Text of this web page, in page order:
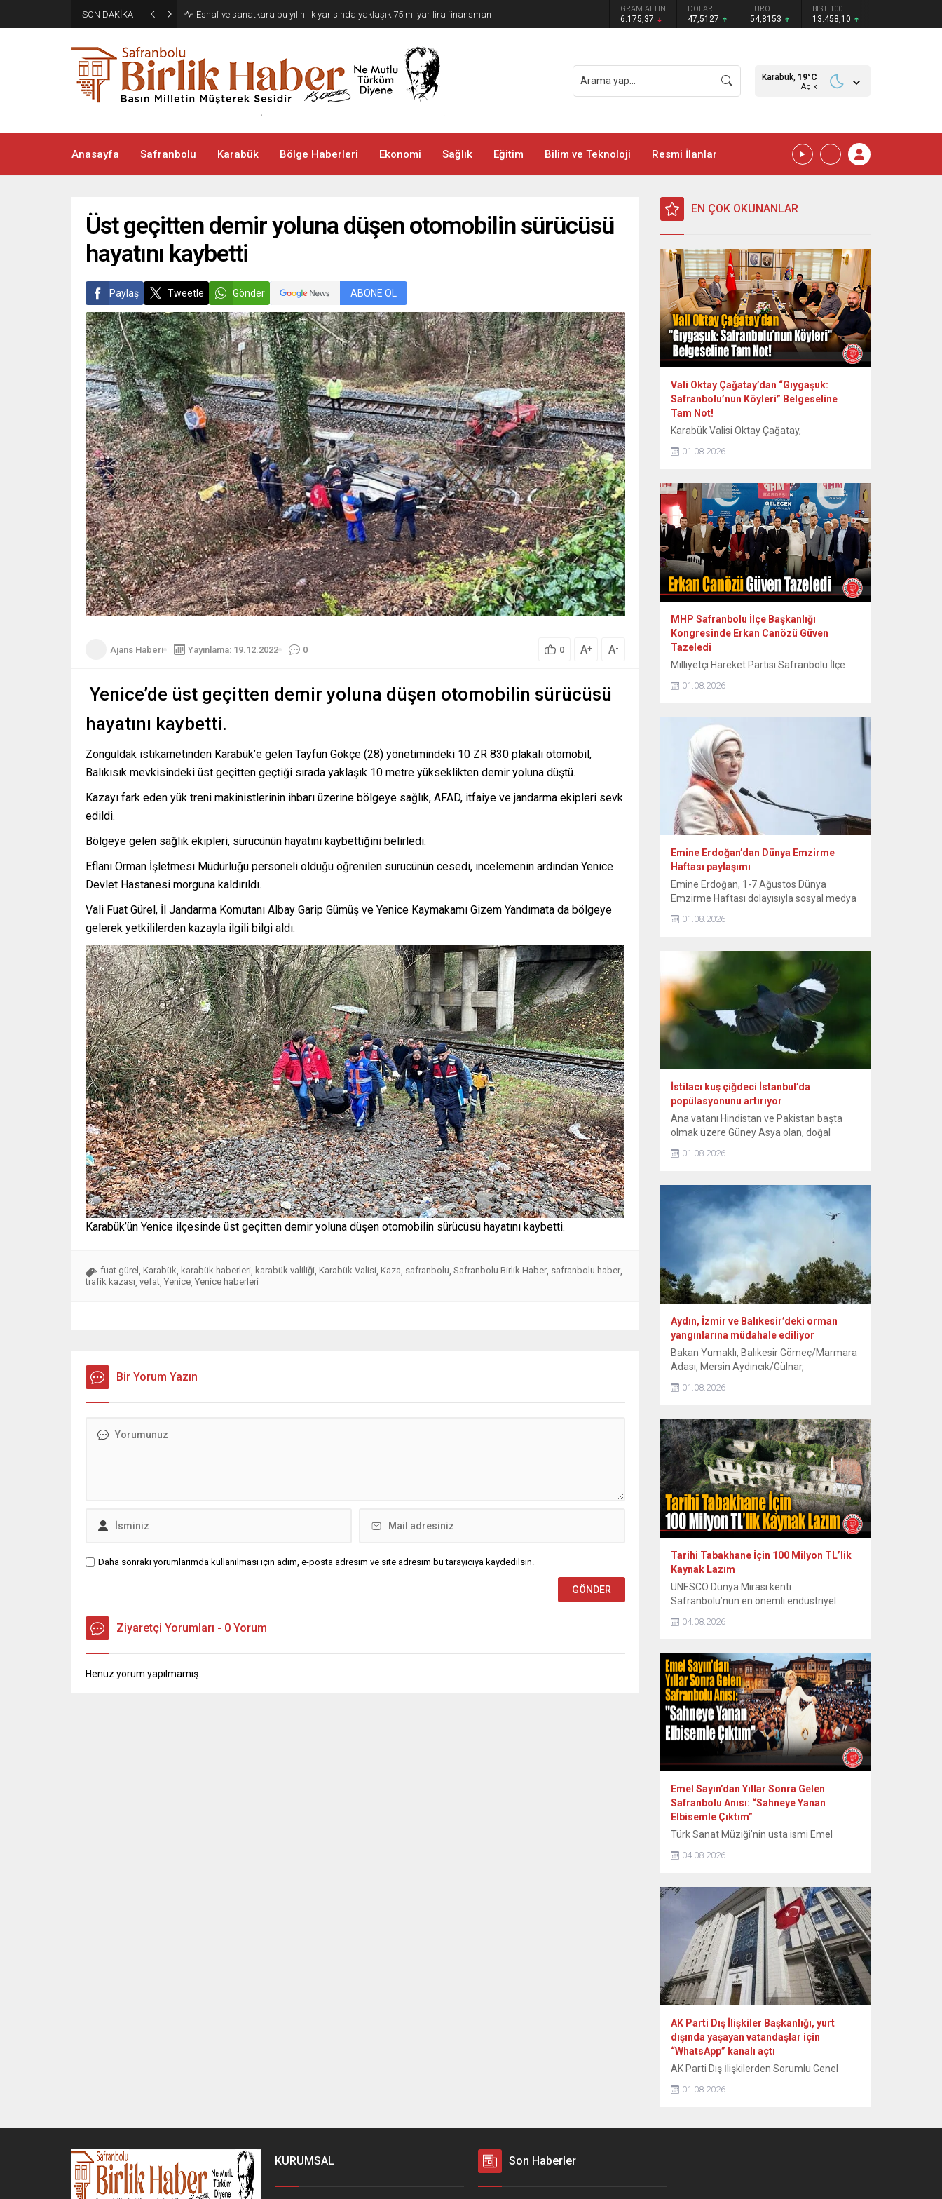
SON DAKİKA Esnaf ve sanatkara bu yılın ilk yarısında yaklaşık 75 milyar lira finansman GRAM ALTIN
6.175,37
DOLAR
47,5127
EURO
54,8153
BIST 100
13.458,10
Karabük, 19°C
Açık
Anasayfa Safranbolu Karabük Bölge Haberleri Ekonomi Sağlık Eğitim Bilim ve Teknoloji Resmi İlanlar
Üst geçitten demir yoluna düşen otomobilin sürücüsü
hayatını kaybetti
Paylaş Tweetle Gönder ABONE OL
Ajans Haberi Yayınlama: 19.12.2022 0 0 A+ A-
Yenice’de üst geçitten demir yoluna düşen otomobilin sürücüsü
hayatını kaybetti.
Zonguldak istikametinden Karabük’e gelen Tayfun Gökçe (28) yönetimindeki 10 ZR 830 plakalı otomobil,
Balıkısık mevkisindeki üst geçitten geçtiği sırada yaklaşık 10 metre yükseklikten demir yoluna düştü.
Kazayı fark eden yük treni makinistlerinin ihbarı üzerine bölgeye sağlık, AFAD, itfaiye ve jandarma ekipleri sevk
edildi.
Bölgeye gelen sağlık ekipleri, sürücünün hayatını kaybettiğini belirledi.
Eflani Orman İşletmesi Müdürlüğü personeli olduğu öğrenilen sürücünün cesedi, incelemenin ardından Yenice
Devlet Hastanesi morguna kaldırıldı.
Vali Fuat Gürel, İl Jandarma Komutanı Albay Garip Gümüş ve Yenice Kaymakamı Gizem Yandımata da bölgeye
gelerek yetkililerden kazayla ilgili bilgi aldı.
Karabük’ün Yenice ilçesinde üst geçitten demir yoluna düşen otomobilin sürücüsü hayatını kaybetti.
fuat gürel , Karabük, karabük haberleri, karabük valiliği, Karabük Valisi, Kaza, safranbolu, Safranbolu Birlik Haber, safranbolu haber,
trafik kazası, vefat, Yenice, Yenice haberleri
Bir Yorum Yazın
Daha sonraki yorumlarımda kullanılması için adım, e-posta adresim ve site adresim bu tarayıcıya kaydedilsin.
Ziyaretçi Yorumları - 0 Yorum
Henüz yorum yapılmamış.
EN ÇOK OKUNANLAR
Vali Oktay Çağatay’dan “Gıygaşuk:
Safranbolu’nun Köyleri” Belgeseline
Tam Not!
Karabük Valisi Oktay Çağatay,
somut olmayan kültürel mirasını kayıt
Köyleri” adlı uzun metraj belgesel filmini
izledi. Vali Oktay Çağatay, Vali Yardımcıları
Erol Özkan ve Kerem Süleyman Yüksel ile
birlikte özel gösterime katıldı. Etkinlikte
ayrıca Safranbolu Alan Başkanı Cemil
Belder, Kültürel Miras...
01.08.2026
MHP Safranbolu İlçe Başkanlığı
Kongresinde Erkan Canözü Güven
Tazeledi
Milliyetçi Hareket Partisi Safranbolu İlçe
aday olarak seçime giren mevcut başkan
yeniden başkan seçildi. MHP Safranbolu
İlçe Teşkilatının 15. Olağan Kongresi, Sunal
Tülbentçi Öğretmenevi’nde yoğun bir
katılımla gerçekleştirildi. Kongreye tek liste
ile giren mevcut İlçe Başkanı Erkan
Canözü, delegelerin güvenini...
01.08.2026
Emine Erdoğan’dan Dünya Emzirme
Haftası paylaşımı
Emine Erdoğan, 1-7 Ağustos Dünya
Emzirme Haftası dolayısıyla sosyal medya
hesabından paylaşımda bulundu. Emine
Erdoğan, NSosyal hesabından yaptığı
günlerinden itibaren bebeğin sağlıklı
büyümesini ve gelişimini destekleyen,
anne ile bebek arasındaki bağı
kuvvetlendiren eşsiz bir mucizedir. Her
damlasında şifa, güven ve sevgi vardır.
Diliyorum ki her...
01.08.2026
İstilacı kuş çiğdeci İstanbul’da
popülasyonunu artırıyor
Ana vatanı Hindistan ve Pakistan başta
olmak üzere Güney Asya olan, doğal
bölgelerine de uzanan istilacı kuş türü
İstanbul’da yaşam alanını genişletiyor.
Sığırcıkgiller familyasından, kahverengi
tüylü, sarı bacaklı olan ve göz çevresinde
01.08.2026
Aydın, İzmir ve Balıkesir’deki orman
yangınlarına müdahale ediliyor
Bakan Yumaklı, Balıkesir Gömeç/Marmara
Adası, Mersin Aydıncık/Gülnar,
Kocaeli/Dilovası orman yangınlarının
kontrol altına alındığını bildirdi. Aydın’ın Çine
ilçesinde ormanlık alanda 30 Temmuz’da
başlayan yangına havadan ve karadan
müdahale 3. gününde sürüyor. Kavşıt
mevkisindeki ormanlık alanda devam eden
yangına ekipler, gece boyunca müdahale...
01.08.2026
Tarihi Tabakhane İçin 100 Milyon TL’lik
Kaynak Lazım
UNESCO Dünya Mirası kenti
Safranbolu’nun en önemli endüstriyel
Tabakhane Binası’nın rölöve, restitüsyon
Kurulu tarafından onaylandı. Yapının ayağa
kaldırılması için onaylı proje hazır
tutulurken, 80 ila 100 milyon TL’yi bulan
restorasyon maliyeti için kaynak arayışları
hız kazandı. Safranbolu Belediyesi Kültürel
Miras...
04.08.2026
Emel Sayın’dan Yıllar Sonra Gelen
Safranbolu Anısı: “Sahneye Yanan
Elbisemle Çıktım”
Türk Sanat Müziği’nin usta ismi Emel
Sayın, 90’lı yılların başında Safranbolu’da
verdiği konserde sahne kostümünün
zor anları ve sonrasındaki renkli diyalogları
yıllar sonra paylaştı. Dönemin Safranbolu
Belediye Başkanı Mustafa Eren’in davetiyle
konser vermek üzere Safranbolu’ya gelen
ünlü sanatçı Emel Sayın, konakladığı tarihi
konakta sahne hazırlığı yaparken...
04.08.2026
AK Parti Dış İlişkiler Başkanlığı, yurt
dışında yaşayan vatandaşlar için
“WhatsApp” kanalı açtı
AK Parti Dış İlişkilerden Sorumlu Genel
dışında yaşayan vatandaşlara yönelik
01.08.2026
KURUMSAL Son Haberler